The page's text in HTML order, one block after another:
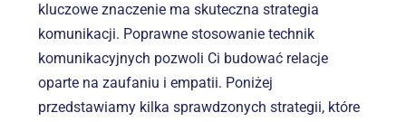
kluczowe znaczenie ma skuteczna strategia
komunikacji. Poprawne stosowanie technik
komunikacyjnych pozwoli Ci budować relacje
oparte na zaufaniu i empatii. Poniżej
przedstawiamy kilka sprawdzonych strategii, które